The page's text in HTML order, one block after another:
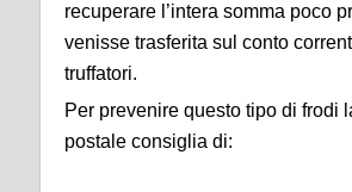
recuperare l’intera somma poco
venisse trasferita sul conto
truffatori.
Per prevenire questo tipo di frodi
postale consiglia di: